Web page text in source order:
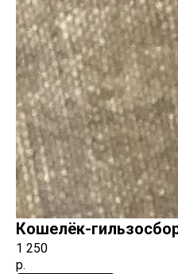
Кошелёк-
1 250
р.